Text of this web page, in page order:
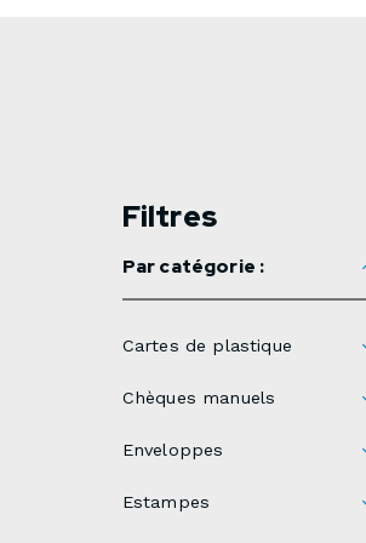
Filtres
Par catégorie :
Cartes de plastique
Chèques manuels
Enveloppes
Estampes